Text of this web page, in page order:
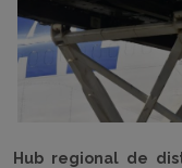
Hub regional de